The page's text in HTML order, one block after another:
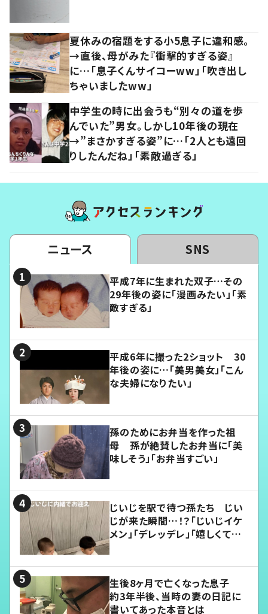
夏休みの宿題をする小5息子に違和感。
→直後、母がみた『衝撃的すぎる姿』
に…「息子くんサイコーww」「吹き出し
ちゃいましたww」
中学生の時に出会うも“別々の道を歩
んでいた”男女。しかし10年後の現在
→”まさかすぎる姿”に…「2人とも遠回
りしたんだね」「素敵過ぎる」
ニュース SNS
平成7年に生まれた双子…その
29年後の姿に「漫画みたい」「素
敵すぎる」
平成6年に撮った2ショット 30
年後の姿に…「美男美女」「こん
な夫婦になりたい」
孫のためにお弁当を作った祖
母 孫が絶賛したお弁当に「美
味しそう」「お弁当すごい」
じいじを駅で待つ孫たち じい
じが来た瞬間…！？「じいじイケ
メン」「デレッデレ」「嬉しくて可
生後8ヶ月で亡くなった息子
約3年半後、当時の妻の日記に
書いてあった本音とは